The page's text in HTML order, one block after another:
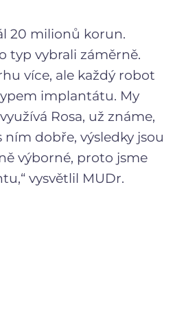
20 milionů korun.
typ vybrali záměrně.
více, ale každý robot
implantátu. My
Rosa, už známe,
ním dobře, výsledky jsou
výborné, proto jsme
vysvětlil MUDr.